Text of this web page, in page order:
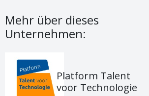
Mehr über dieses
Unternehmen:
Platform Talent
voor Technologie